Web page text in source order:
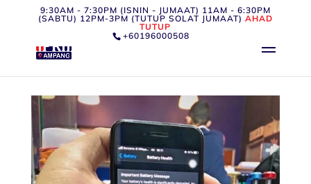
9:30AM - 7:30PM (ISNIN - JUMAAT) 11AM - 6:30PM
(SABTU) 12PM-3PM (TUTUP SOLAT JUMAAT) AHAD
TUTUP
+60196000508